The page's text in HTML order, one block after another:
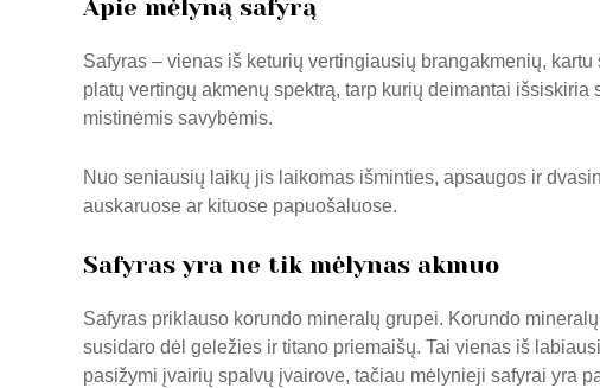
Apie mėlyną safyrą
Safyras – vienas iš keturių vertingiausių brangakmenių,
platų vertingų akmenų spektrą, tarp kurių deimantai
mistinėmis savybėmis.
Nuo seniausių laikų jis laikomas išminties, apsaugos ir
auskaruose ar kituose papuošaluose.
Safyras yra ne tik mėlynas akmuo
Safyras priklauso korundo mineralų grupei. Korundo
susidaro dėl geležies ir titano priemaišų. Tai vienas iš
pasižymi įvairių spalvų įvairove, tačiau mėlynieji safyrai yra